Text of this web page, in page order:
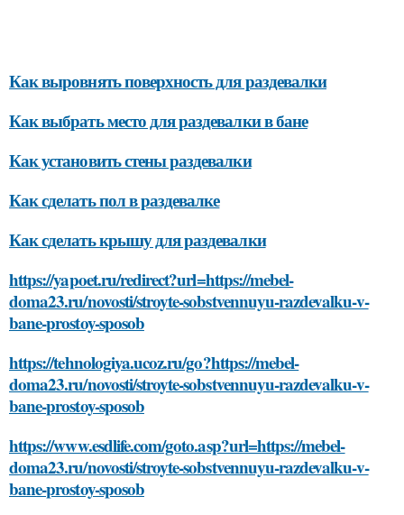
Как выровнять поверхность для раздевалки
Как выбрать место для раздевалки в бане
Как установить стены раздевалки
Как сделать пол в раздевалке
Как сделать крышу для раздевалки
https://yapoet.ru/redirect?url=https://mebel-
doma23.ru/novosti/stroyte-sobstvennuyu-razdevalku-v-
bane-prostoy-sposob
https://tehnologiya.ucoz.ru/go?https://mebel-
doma23.ru/novosti/stroyte-sobstvennuyu-razdevalku-v-
bane-prostoy-sposob
https://www.esdlife.com/goto.asp?url=https://mebel-
doma23.ru/novosti/stroyte-sobstvennuyu-razdevalku-v-
bane-prostoy-sposob